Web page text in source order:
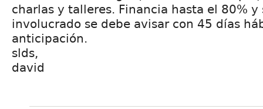
charlas y talleres. Financia hasta el 80%
involucrado se debe avisar con 45 días
anticipación.
slds,
david